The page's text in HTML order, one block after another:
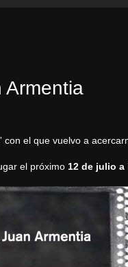
Armentia
el que vuelvo a
el próximo 12 de julio a